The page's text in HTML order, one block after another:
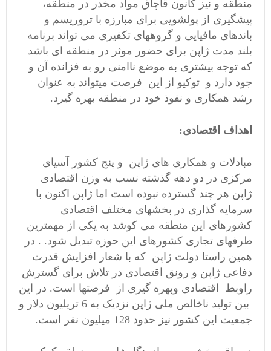
منطقه و نیز کانون قاچاق مواد مخدر در منطقه،
پیشگیری از پولشویی برای مبارزه با تروریسم و
باندهای مافیایی و گروههای تکفیری می تواند برنامه
بلند مدت ژاپن برای حضور موثر در منطقه ای باشد
که توجه بیشتری به موضع ناامنی رو به فزانده آن و
جود دارد و توکیو از این فرصت میتواند به عنوان
رشد همکاری و نفوذ خود در منطقه بهره گیرد.
اهداف اقتصادی:
مبادلات و همکاری های ژاپن و پنج کشور آسیای
مرکزی در دو دهه گذشته نسب به وزن اقتصادی
ژاپن هر چند گسترده نبوده است اما ژاپن اکنون با
سرمایه گذاری در بخشهای مختلف اقتصادی
کشورهای این منطقه می کوشد به یکی از مهمترین
طرفهای تجاری کشورهای این حوزه تبدیل شود. . در
همین راستا دولت ژاپن که با شعار افزایش قدرت
دفاعی ژاپن و رونق اقتصادی در تلاش برای گسترش
راوبط اقتصادی وبهره گیری از فرصتها است. در این
بین تولید ناخالص ملی ژاپن نزدیک به 6 تریلیون دلار و
جمعیت این کشور نیز حدود 128 میلیون نفر است.